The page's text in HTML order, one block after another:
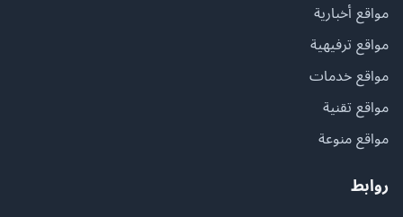
مواقع أخبارية
مواقع ترفيهية
مواقع خدمات
مواقع تقنية
مواقع منوعة
روابط